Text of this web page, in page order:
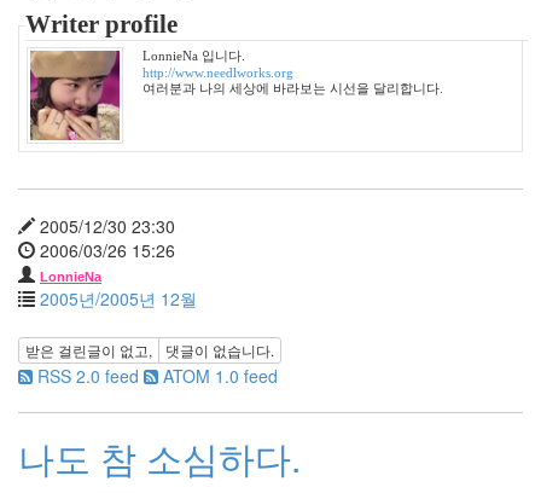
Writer profile
LonnieNa 입니다.
http://www.needlworks.org
여러분과 나의 세상에 바라보는 시선을 달리합니다.
2005/12/30 23:30
2006/03/26 15:26
LonnieNa
2005년/2005년 12월
받은 걸린글이 없고, 댓글이 없습니다.
RSS 2.0 feed ATOM 1.0 feed
나도 참 소심하다.
월
21
2006
년
6
월
년
7
월
21
년
8
26
2006
년